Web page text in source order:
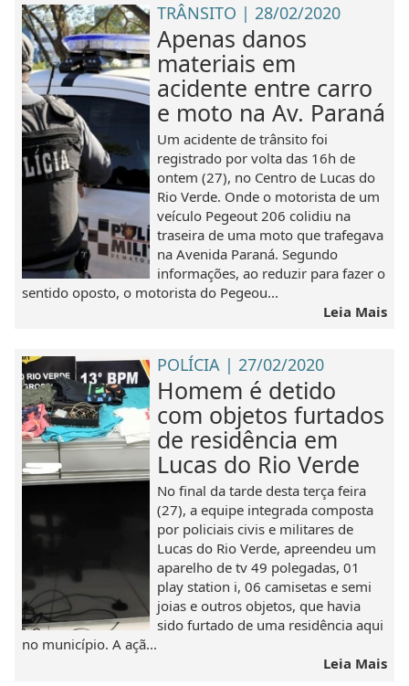
TRÂNSITO | 28/02/2020
Apenas danos
materiais em
acidente entre carro
e moto na Av. Paraná
Um acidente de trânsito foi
registrado por volta das 16h de
ontem (27), no Centro de Lucas do
Rio Verde. Onde o motorista de um
veículo Pegeout 206 colidiu na
traseira de uma moto que trafegava
na Avenida Paraná. Segundo
informações, ao reduzir para fazer o
sentido oposto, o motorista do Pegeou...
Leia Mais
POLÍCIA | 27/02/2020
Homem é detido
com objetos furtados
de residência em
Lucas do Rio Verde
No final da tarde desta terça feira
(27), a equipe integrada composta
por policiais civis e militares de
Lucas do Rio Verde, apreendeu um
aparelho de tv 49 polegadas, 01
play station i, 06 camisetas e semi
joias e outros objetos, que havia
sido furtado de uma residência aqui
no município. A açã...
Leia Mais